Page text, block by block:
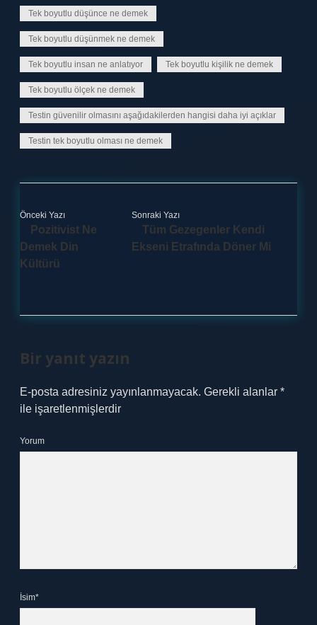
Tek boyutlu düşünce ne demek
Tek boyutlu düşünmek ne demek
Tek boyutlu insan ne anlatıyor Tek boyutlu kişilik ne demek
Tek boyutlu ölçek ne demek
Testin güvenilir olmasını aşağıdakilerden hangisi daha iyi açıklar
Testin tek boyutlu olması ne demek
Önceki Yazı
Pozitivist Ne
Demek Din
Kültürü
Sonraki Yazı
Tüm Gezegenler Kendi
Ekseni Etrafında Döner Mi
Bir yanıt yazın
E-posta adresiniz yayınlanmayacak. Gerekli alanlar *
ile işaretlenmişlerdir
Yorum
İsim*